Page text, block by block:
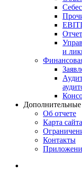
и
Об отчете
Карта сайта
Контакты